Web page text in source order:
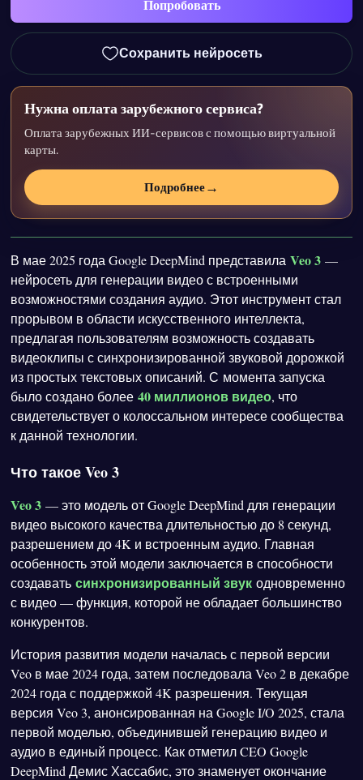
Попробовать
Сохранить нейросеть
Нужна оплата зарубежного сервиса?
Оплата зарубежных ИИ-сервисов с помощью виртуальной
карты.
Подробнее→
В мае 2025 года Google DeepMind представилаVeo 3 —
нейросеть для генерации видео с встроенными
возможностями создания аудио. Этот инструмент стал
прорывом в области искусственного интеллекта,
предлагая пользователям возможность создавать
видеоклипы с синхронизированной звуковой дорожкой
из простых текстовых описаний. С момента запуска
было создано более40 миллионов видео, что
свидетельствует о колоссальном интересе сообщества
к данной технологии.
Что такое Veo 3
Veo 3 — это модель от Google DeepMind для генерации
видео высокого качества длительностью до 8 секунд,
разрешением до 4K и встроенным аудио. Главная
особенность этой модели заключается в способности
создаватьсинхронизированный звук одновременно
с видео — функция, которой не обладает большинство
конкурентов.
История развития модели началась с первой версии
Veo в мае 2024 года, затем последовала Veo 2 в декабре
2024 года с поддержкой 4K разрешения. Текущая
версия Veo 3, анонсированная на Google I/O 2025, стала
первой моделью, объединившей генерацию видео и
аудио в единый процесс. Как отметил CEO Google
DeepMind Демис Хассабис, это знаменует окончание